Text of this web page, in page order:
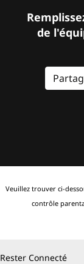
de
Veuillez trouver ci-
contrôle
Rester Connecté